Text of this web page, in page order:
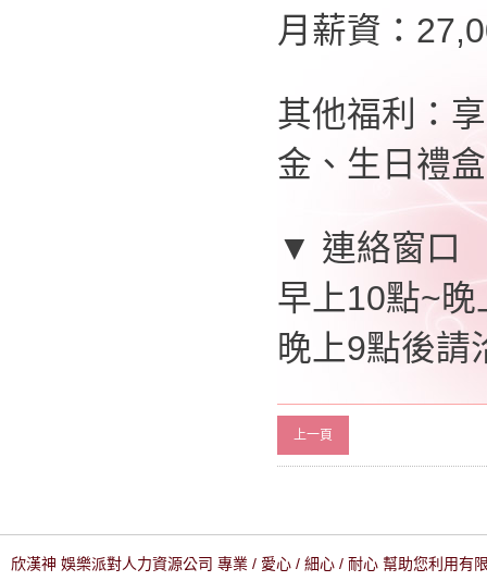
月薪資：
其他福利：
金、生日禮盒
▼ 連絡窗口
早上10點~
晚上9點後請
上一頁
欣漢神 娛樂派對人力資源公司 專業 / 愛心 / 細心 / 耐心 幫助您利用有